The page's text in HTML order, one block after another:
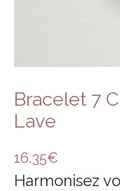
Bracelet 7
Lave
16,35€
Harmonisez